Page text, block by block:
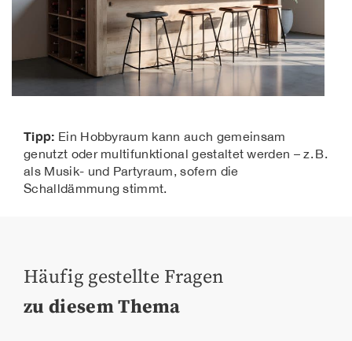
Tipp: Ein Hobbyraum kann auch gemeinsam
genutzt oder multifunktional gestaltet werden – z. B.
als Musik- und Partyraum, sofern die
Schalldämmung stimmt.
Häufig gestellte Fragen
zu diesem Thema